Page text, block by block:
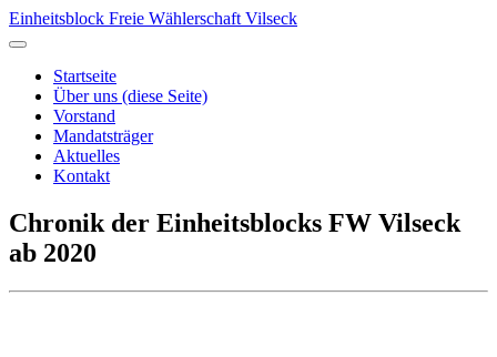
Einheitsblock Freie Wählerschaft Vilseck
Startseite
Über uns (diese Seite)
Vorstand
Mandatsträger
Aktuelles
Kontakt
Chronik der Einheitsblocks FW Vilseck
ab 2020